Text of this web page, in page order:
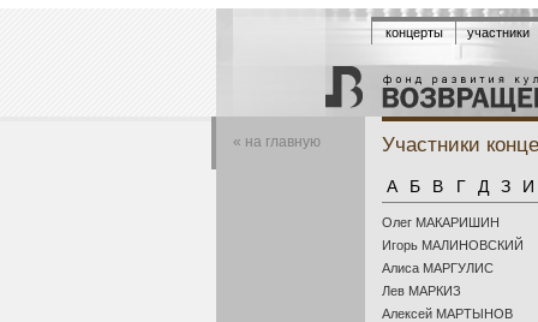
концерты участники
« на главную Участники
А Б В Г Д З И
Олег МАКАРИШИН
Игорь МАЛИНОВСКИЙ
Алиса МАРГУЛИС
Лев МАРКИЗ
Алексей МАРТЫНОВ